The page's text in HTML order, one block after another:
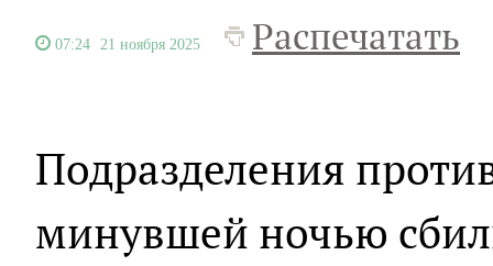
07:24 21 ноября 2025 Распечатать
Подразделения
минувшей ночью